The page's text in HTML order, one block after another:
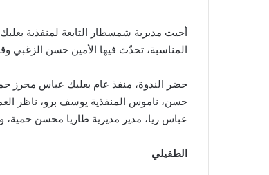
أحيت مديرية شمسطار التابعة لمنفذية
المناسبة، تحدّث فيها الأمين حسن الزغبي
حضر الندوة، منفذ عام بعلبك عباس محرز
حسن، ناموس المنفذية يوسف برو، ناظر
عباس ريا، مدير مديرية طاريا محسن حمية،
الطفيلي